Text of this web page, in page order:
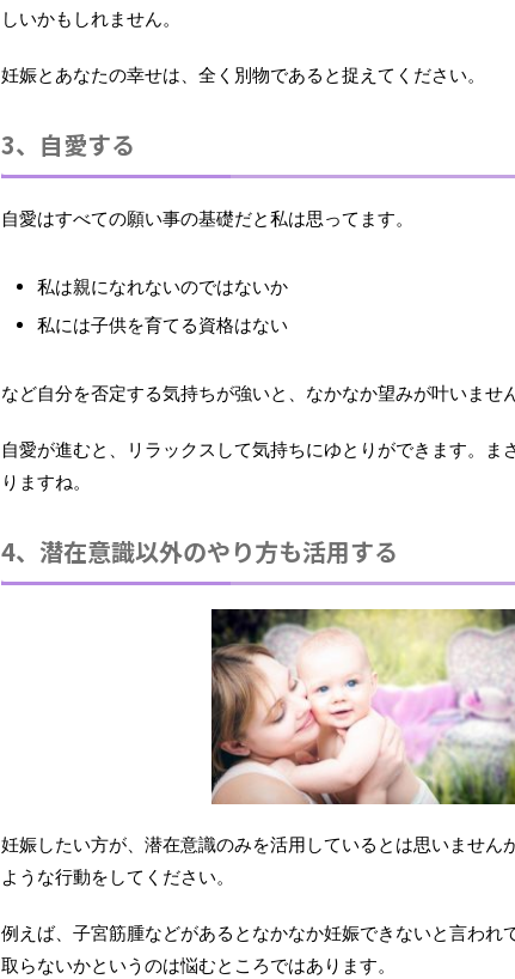
しいかもしれません。
妊娠とあなたの幸せは、全く別物であると捉えてください。
3、自愛する
自愛はすべての願い事の基礎だと私は思ってます。
私は親になれないのではないか
私には子供を育てる資格はない
など自分を否定する気持ちが強いと、なかなか望みが叶いません
自愛が進むと、リラックスして気持ちにゆとりができます。
ま
りますね。
4、潜在意識以外のやり方も活用する
妊娠したい方が、潜在意識のみを活用しているとは思いません
ような行動をしてください。
例えば、子宮筋腫などがあるとなかなか妊娠できないと言われ
取らないかというのは悩むところではあります。